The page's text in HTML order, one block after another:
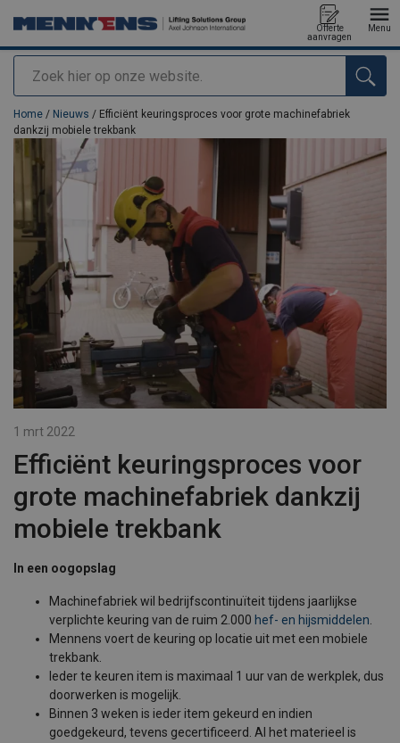
Zoeken
Offerte
aanvragen
Menu
toegevoegd aan uw offerte
Home / Nieuws / Efficiënt keuringsproces voor grote machinefabriek
dankzij mobiele trekbank
1 mrt 2022
Efficiënt keuringsproces voor
grote machinefabriek dankzij
mobiele trekbank
In een oogopslag
Machinefabriek wil bedrijfscontinuïteit tijdens jaarlijkse
verplichte keuring van de ruim 2.000 hef- en hijsmiddelen.
Mennens voert de keuring op locatie uit met een mobiele
trekbank.
Ieder te keuren item is maximaal 1 uur van de werkplek, dus
doorwerken is mogelijk.
Binnen 3 weken is ieder item gekeurd en indien
goedgekeurd, tevens gecertificeerd. Al het materieel is